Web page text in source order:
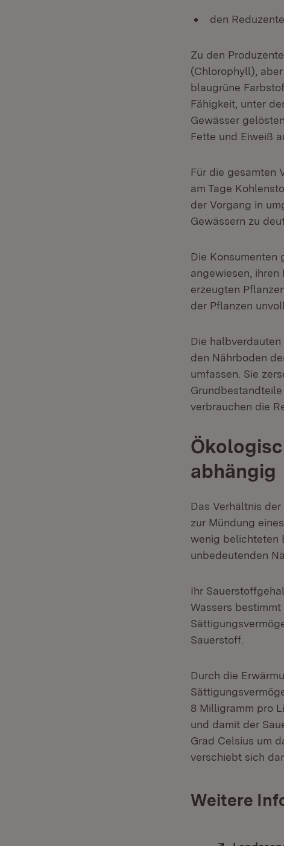
den
Zu den
(Chlorophyll),
blaugrüne
Fähigkeit, unter
Gewässer
Fette und Eiweiß
Für die gesamten
am Tage
der Vorgang in
Gewässern zu
Die Konsumenten
angewiesen,
erzeugten
der Pflanzen
Die
den Nährboden
umfassen. Sie
verbrauchen die
abhängig
Das Verhältnis
zur Mündung
wenig belichteten
unbedeutenden
Ihr
Wassers
Sauerstoff.
Durch die
8 Milligramm pro
und damit der
Grad Celsius um
verschiebt sich
Weitere